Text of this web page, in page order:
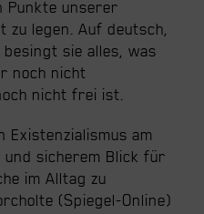
Punkte unserer
legen. Auf deutsch,
sie alles, was
noch nicht
nicht frei ist.
Existenzialismus am
und sicherem Blick für
im Alltag zu
(Spiegel-Online)